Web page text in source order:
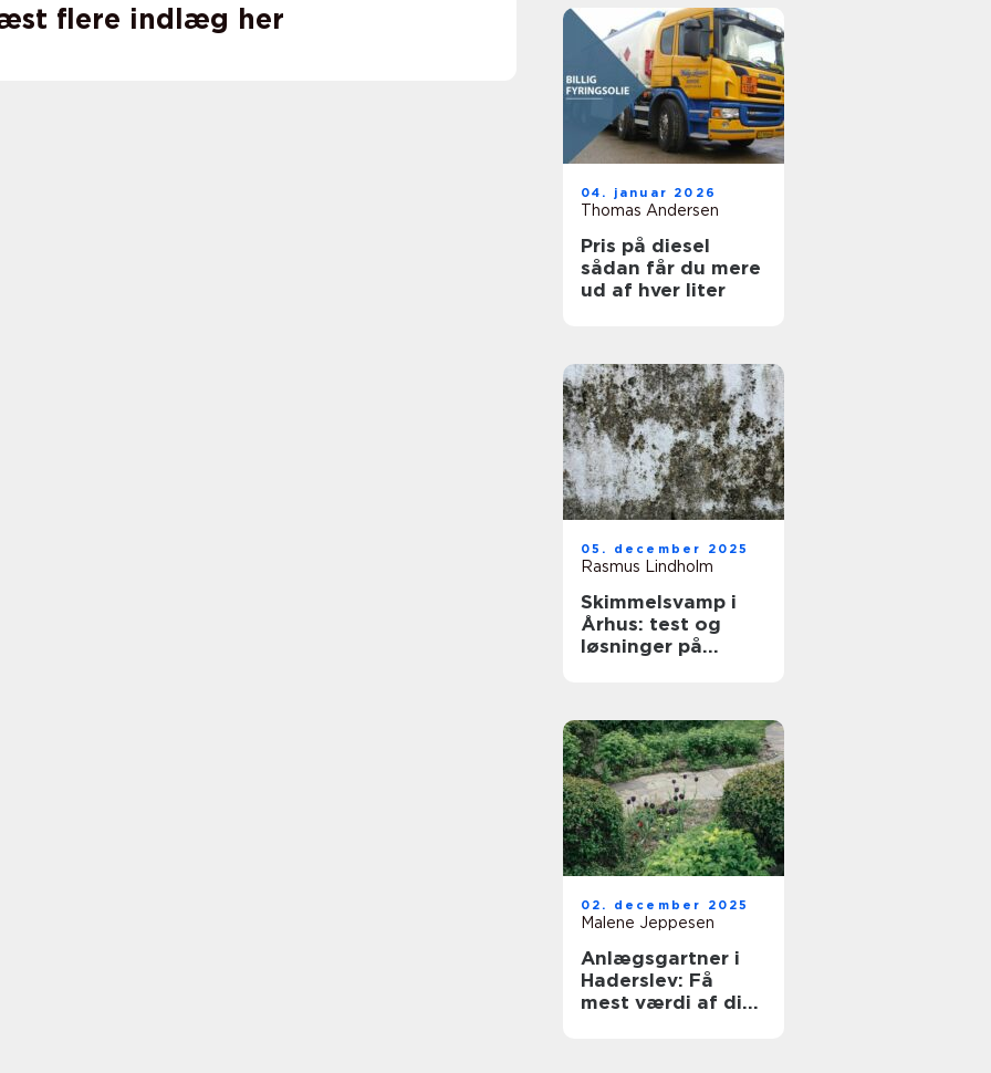
flere indlæg her
04. januar 2026
Thomas Andersen
Pris på diesel
sådan får du mere
ud af hver liter
05. december 2025
Rasmus Lindholm
Skimmelsvamp i
Århus: test og
løsninger på
02. december 2025
Malene Jeppesen
Anlægsgartner i
Haderslev: Få
mest værdi af dit